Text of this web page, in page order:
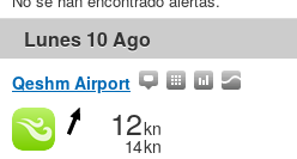
Lunes 10 Ago
Qeshm Airport
12kn
14kn